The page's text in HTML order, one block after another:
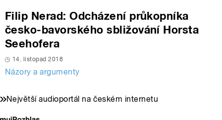
Filip Nerad: Odcházení průkopníka
česko-bavorského sbližování Horsta
Seehofera
14. listopad 2018
Názory a argumenty
Největší audioportál na českém internetu